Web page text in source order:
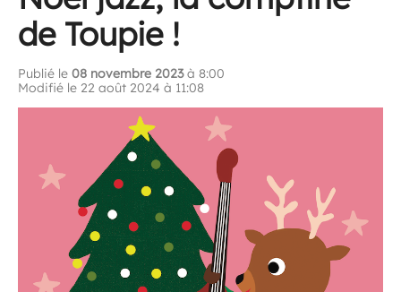
de Toupie !
Publié le 08 novembre 2023à 8:00
Modifié le 22 août 2024 à 11:08